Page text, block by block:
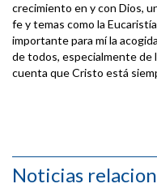
crecimiento en y con Dios,
fe y temas como la
importante para mí la
de todos, especialmente de
cuenta que Cristo está
Noticias